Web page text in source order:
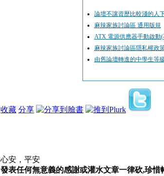
論壇不讓資歷比較淺的人
麻辣家族討論區 通用版規
ATX 電源供應器手動啟動
麻辣家族討論區隱私權政
由舊論壇轉進的中學生等
收藏 分享
心安，平安
發表任何無意義的感謝或灌水文章一律砍,珍惜